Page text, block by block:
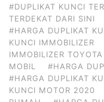
#DUPLIKAT KUNCI
TERDEKAT DARI SINI
#HARGA DUPLIKAT
KUNCI IMMOBILIZER
IMMOBILIZER TOYOTA
MOBIL
#HARGA
#HARGA DUPLIKAT
KUNCI MOTOR 2020